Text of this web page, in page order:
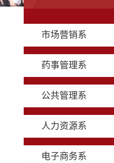
市场营销系
药事管理系
公共管理系
人力资源系
电子商务系